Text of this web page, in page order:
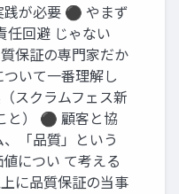
践が必要 ⚫ やまず
任回避 じゃない
保証の専門家だか
いて一番理解し
スクラムフェス新
と） ⚫ 顧客と協
「品質」という
につい て考える
に品質保証の当事